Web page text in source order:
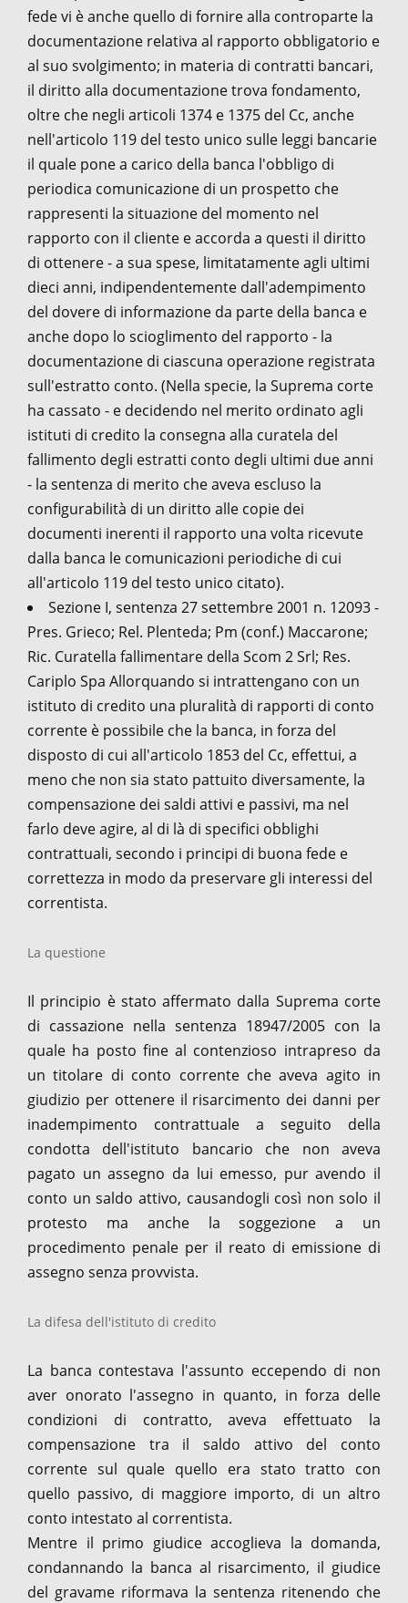
fede vi è anche quello di fornire alla controparte la
documentazione relativa al rapporto obbligatorio e
al suo svolgimento; in materia di contratti bancari,
il diritto alla documentazione trova fondamento,
oltre che negli articoli 1374 e 1375 del Cc, anche
nell'articolo 119 del testo unico sulle leggi bancarie
il quale pone a carico della banca l'obbligo di
periodica comunicazione di un prospetto che
rappresenti la situazione del momento nel
rapporto con il cliente e accorda a questi il diritto
di ottenere - a sua spese, limitatamente agli ultimi
dieci anni, indipendentemente dall'adempimento
del dovere di informazione da parte della banca e
anche dopo lo scioglimento del rapporto - la
documentazione di ciascuna operazione registrata
sull'estratto conto. (Nella specie, la Suprema corte
ha cassato - e decidendo nel merito ordinato agli
istituti di credito la consegna alla curatela del
fallimento degli estratti conto degli ultimi due anni
- la sentenza di merito che aveva escluso la
configurabilità di un diritto alle copie dei
documenti inerenti il rapporto una volta ricevute
dalla banca le comunicazioni periodiche di cui
all'articolo 119 del testo unico citato).
Sezione I, sentenza 27 settembre 2001 n. 12093 -
Pres. Grieco; Rel. Plenteda; Pm (conf.) Maccarone;
Ric. Curatella fallimentare della Scom 2 Srl; Res.
Cariplo Spa Allorquando si intrattengano con un
istituto di credito una pluralità di rapporti di conto
corrente è possibile che la banca, in forza del
disposto di cui all'articolo 1853 del Cc, effettui, a
meno che non sia stato pattuito diversamente, la
compensazione dei saldi attivi e passivi, ma nel
farlo deve agire, al di là di specifici obblighi
contrattuali, secondo i principi di buona fede e
correttezza in modo da preservare gli interessi del
correntista.
La questione
Il principio è stato affermato dalla Suprema corte
di cassazione nella sentenza 18947/2005 con la
quale ha posto fine al contenzioso intrapreso da
un titolare di conto corrente che aveva agito in
giudizio per ottenere il risarcimento dei danni per
inadempimento contrattuale a seguito della
condotta dell'istituto bancario che non aveva
pagato un assegno da lui emesso, pur avendo il
conto un saldo attivo, causandogli così non solo il
protesto ma anche la soggezione a un
procedimento penale per il reato di emissione di
assegno senza provvista.
La difesa dell'istituto di credito
La banca contestava l'assunto eccependo di non
aver onorato l'assegno in quanto, in forza delle
condizioni di contratto, aveva effettuato la
compensazione tra il saldo attivo del conto
corrente sul quale quello era stato tratto con
quello passivo, di maggiore importo, di un altro
conto intestato al correntista.
Mentre il primo giudice accoglieva la domanda,
condannando la banca al risarcimento, il giudice
del gravame riformava la sentenza ritenendo che